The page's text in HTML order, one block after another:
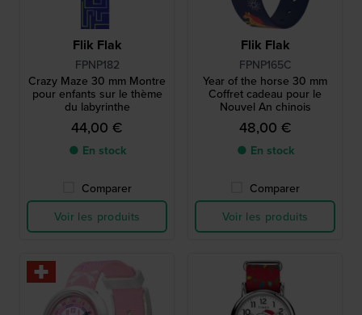
Flik Flak
FPNP182
Crazy Maze 30 mm Montre
pour enfants sur le thème
du labyrinthe
44,00 €
● En stock
Comparer
Voir les produits
Flik Flak
FPNP165C
Year of the horse 30 mm
Coffret cadeau pour le
Nouvel An chinois
48,00 €
● En stock
Comparer
Voir les produits